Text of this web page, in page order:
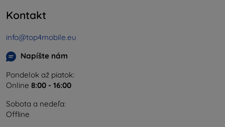
Kontakt
info@top4mobile.eu
Napíšte nám
Pondelok až piatok:
Online 8:00 - 16:00
Sobota a nedeľa:
Offline